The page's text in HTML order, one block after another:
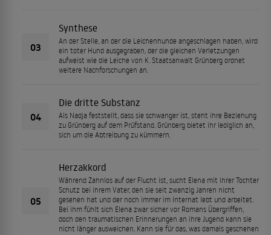
03
Synthese
An der Stelle, an der die Leichenhunde angeschlagen haben, wird
ein toter Hund ausgegraben, der die gleichen Verletzungen
aufweist wie die Leiche von K. Staatsanwalt Grünberg ordnet
weitere Nachforschungen an.
04
Die dritte Substanz
Als Nadja feststellt, dass sie schwanger ist, steht ihre Beziehung
zu Grünberg auf dem Prüfstand. Grünberg bietet ihr lediglich an,
sich um die Abtreibung zu kümmern.
05
Herzakkord
Während Zahnlos auf der Flucht ist, sucht Elena mit ihrer Tochter
Schutz bei ihrem Vater, den sie seit zwanzig Jahren nicht
gesehen hat und der noch immer im Internat lebt und arbeitet.
Bei ihm fühlt sich Elena zwar sicher vor Romans Übergriffen,
doch den traumatischen Erinnerungen an ihre Jugend kann sie
nicht länger ausweichen. Kann sie für das, was damals geschehen